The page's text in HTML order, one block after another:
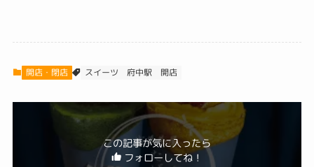
開店・閉店 スイーツ 府中駅 開店
この記事が気に入ったら
フォローしてね！